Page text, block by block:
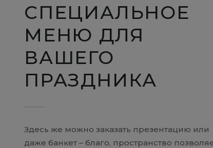
СПЕЦИАЛЬНОЕ
МЕНЮ ДЛЯ
ВАШЕГО
ПРАЗДНИКА
Здесь же можно заказать презентацию или
даже банкет – благо, пространство